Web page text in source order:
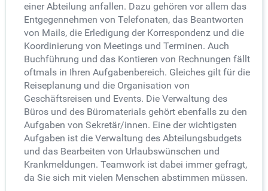
einer Abteilung anfallen. Dazu gehören vor allem das
Entgegennehmen von Telefonaten, das Beantworten
von Mails, die Erledigung der Korrespondenz und die
Koordinierung von Meetings und Terminen. Auch
Buchführung und das Kontieren von Rechnungen fällt
oftmals in Ihren Aufgabenbereich. Gleiches gilt für die
Reiseplanung und die Organisation von
Geschäftsreisen und Events. Die Verwaltung des
Büros und des Büromaterials gehört ebenfalls zu den
Aufgaben von Sekretär/innen. Eine der wichtigsten
Aufgaben ist die Verwaltung des Abteilungsbudgets
und das Bearbeiten von Urlaubswünschen und
Krankmeldungen. Teamwork ist dabei immer gefragt,
da Sie sich mit vielen Menschen abstimmen müssen.